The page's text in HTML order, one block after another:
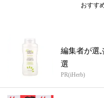
おすす
編集者が選
選
PR(iHerb)